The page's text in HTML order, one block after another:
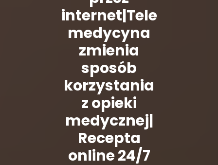
internet|Tele
medycyna
zmienia
sposób
korzystania
z opieki
medycznej|
Recepta
online 24/7